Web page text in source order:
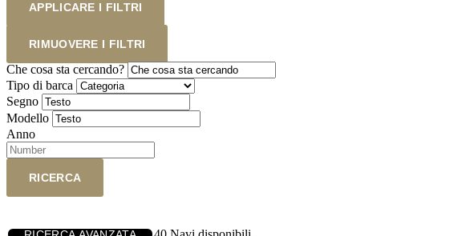
APPLICARE I FILTRI
RIMUOVERE I FILTRI
Che cosa sta cercando?
Tipo di barca
Segno
Modello
Anno
RICERCA